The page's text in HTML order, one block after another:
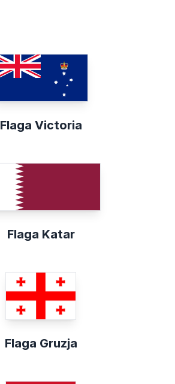
Flaga Victoria
Flaga Katar
Flaga Gruzja